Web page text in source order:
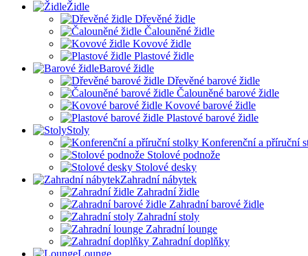
Židle
Dřevěné židle
Čalouněné židle
Kovové židle
Plastové židle
Barové židle
Dřevěné barové židle
Čalouněné barové židle
Kovové barové židle
Plastové barové židle
Stoly
Konferenční a příruční
Stolové podnože
Stolové desky
Zahradní nábytek
Zahradní židle
Zahradní barové židle
Zahradní stoly
Zahradní lounge
Zahradní doplňky
Lounge